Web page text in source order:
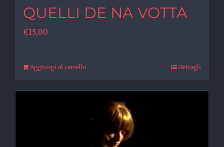
QUELLI DE NA VOTTA
€15,00
Aggiungi al carrello Dettagli